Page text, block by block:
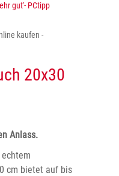
gut'- PCtipp
kaufen -
20x30
Anlass.
cm bietet auf bis